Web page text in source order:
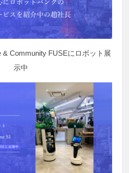
& Community FUSEにロボット展
示中